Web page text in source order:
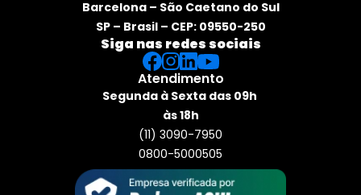
Barcelona – São Caetano do Sul
SP – Brasil – CEP: 09550-250
Siga nas redes sociais
Atendimento
Segunda à Sexta das 09h
às 18h
(11) 3090-7950
0800-5000505